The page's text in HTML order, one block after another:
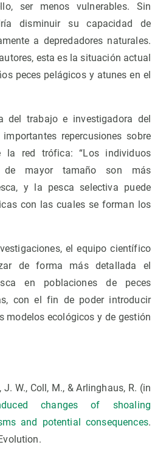
ser menos vulnerables. Sin
disminuir su capacidad de
a depredadores naturales.
esta es la situación actual
peces pelágicos y atunes en el
del trabajo e investigadora del
importantes repercusiones sobre
la red trófica: “Los individuos
mayor tamaño son más
y la pesca selectiva puede
con las cuales se forman los
el equipo científico
de forma más detallada el
en poblaciones de peces
con el fin de poder introducir
modelos ecológicos y de gestión
W., Coll, M., & Arlinghaus, R. (in
induced changes of shoaling
and potential consequences.